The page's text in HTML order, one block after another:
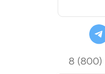
8 (800)